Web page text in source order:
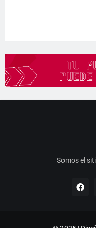
Somos el
© 2025 |